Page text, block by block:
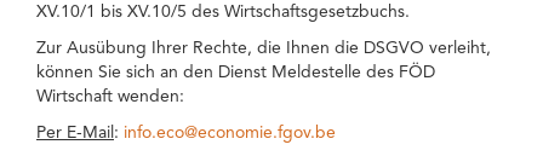
XV.10/1 bis XV.10/5 des Wirtschaftsgesetzbuchs.
Zur Ausübung Ihrer Rechte, die Ihnen die DSGVO verleiht,
können Sie sich an den Dienst Meldestelle des FÖD
Wirtschaft wenden:
Per E-Mail : info.eco@economie.fgov.be